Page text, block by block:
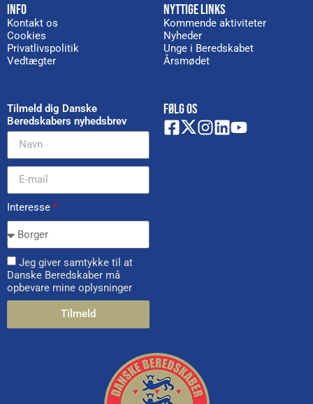
INFO
Kontakt os
Cookies
Privatlivspolitik
Vedtægter
NYTTIGE LINKS
Kommende aktiviteter
Nyheder
Unge i Beredskabet
Årsmødet
Tilmeld dig Danske
Beredskabers nyhedsbrev
Interesse *
Jeg giver samtykke til at
Danske Beredskaber må
opbevare mine oplysninger
Tilmeld
FØLG OS